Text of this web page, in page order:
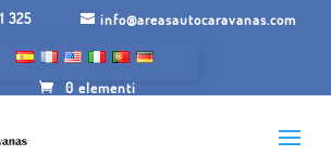
325 info@areasautocaravanas.com
0 elementi